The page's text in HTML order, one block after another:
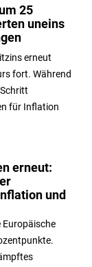
25
uneins
erneut
fort. Während
für Inflation
erneut:
und
Europäische